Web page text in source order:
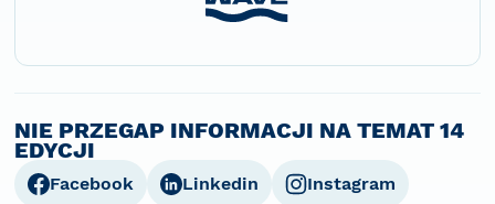
NIE PRZEGAP INFORMACJI NA TEMAT 14
EDYCJI
Facebook Linkedin Instagram